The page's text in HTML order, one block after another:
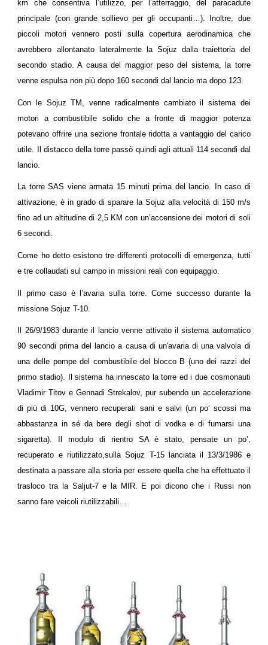
km che consentiva l’utilizzo, per l’atterraggio, del paracadute
principale (con grande sollievo per gli occupanti…). Inoltre, due
piccoli motori vennero posti sulla copertura aerodinamica che
avrebbero allontanato lateralmente la Sojuz dalla traiettoria del
secondo stadio. A causa del maggior peso del sistema, la torre
venne espulsa non più dopo 160 secondi dal lancio ma dopo 123.
Con le Sojuz TM, venne radicalmente cambiato il sistema dei
motori a combustibile solido che a fronte di maggior potenza
potevano offrire una sezione frontale ridotta a vantaggio del carico
utile. Il distacco della torre passò quindi agli attuali 114 secondi dal
lancio.
La torre SAS viene armata 15 minuti prima del lancio. In caso di
attivazione, è in grado di sparare la Sojuz alla velocità di 150 m/s
fino ad un altitudine di 2,5 KM con un’accensione dei motori di soli
6 secondi.
Come ho detto esistono tre differenti protocolli di emergenza, tutti
e tre collaudati sul campo in missioni reali con equipaggio.
Il primo caso è l’avaria sulla torre. Come successo durante la
missione Sojuz T-10.
Il 26/9/1983 durante il lancio venne attivato il sistema automatico
90 secondi prima del lancio a causa di un'avaria di una valvola di
una delle pompe del combustibile del blocco B (uno dei razzi del
primo stadio). Il sistema ha innescato la torre ed i due cosmonauti
Vladimir Titov e Gennadi Strekalov, pur subendo un accelerazione
di più di 10G, vennero recuperati sani e salvi (un po’ scossi ma
abbastanza in sé da bere degli shot di vodka e di fumarsi una
sigaretta). Il modulo di rientro SA è stato, pensate un po’,
recuperato e riutilizzato,sulla Sojuz T-15 lanciata il 13/3/1986 e
destinata a passare alla storia per essere quella che ha effettuato il
trasloco tra la Saljut-7 e la MIR. E poi dicono che i Russi non
sanno fare veicoli riutilizzabili…